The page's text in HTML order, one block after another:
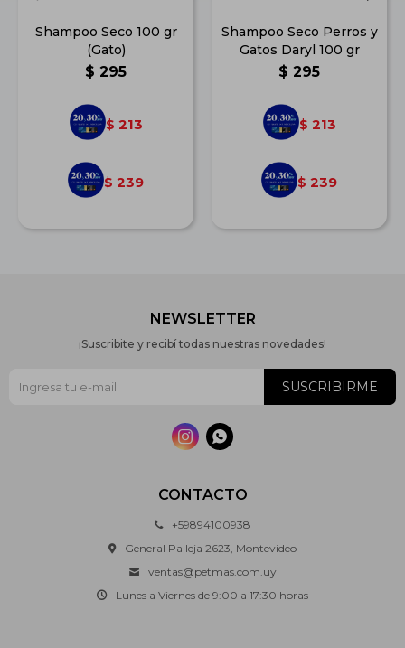
Shampoo Seco 100 gr
(Gato)
$ 295
$ 213
$ 239
Shampoo Seco Perros y
Gatos Daryl 100 gr
$ 295
$ 213
$ 239
CONTACTO
+59894100938
General Palleja 2623, Montevideo
ventas@petmas.com.uy
Lunes a Viernes de 9:00 a 17:30 horas
NEWSLETTER
¡Suscribite y recibí todas nuestras novedades!
SUSCRIBIRME
 